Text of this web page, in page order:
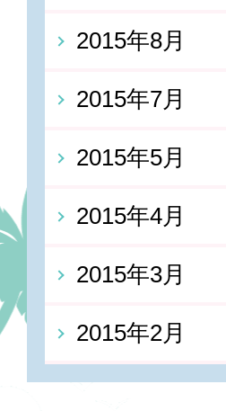
2015年8月
2015年7月
2015年5月
2015年4月
2015年3月
2015年2月